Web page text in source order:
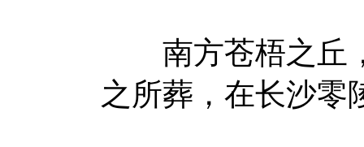
南方苍梧之丘，
之所葬，在长沙零